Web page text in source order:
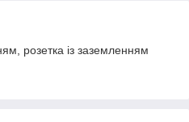
розетка із заземленням